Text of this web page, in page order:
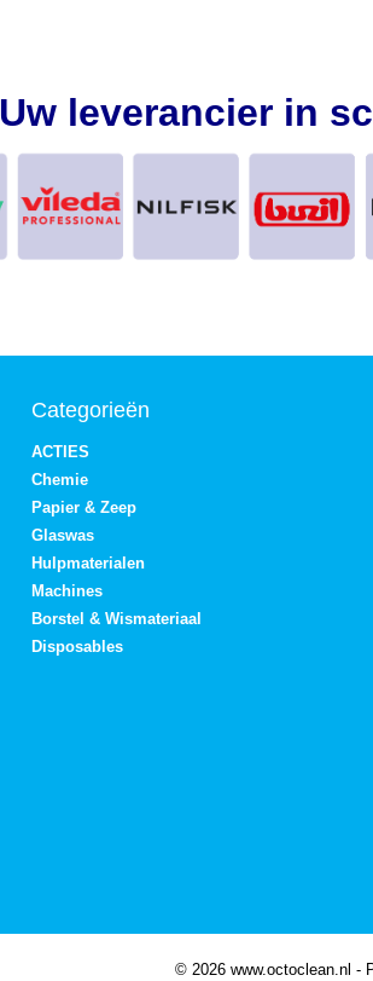
Uw leverancier in
Categorieën
ACTIES
Chemie
Papier & Zeep
Glaswas
Hulpmaterialen
Machines
Borstel & Wismateriaal
Disposables
© 2026 www.octoclean.nl -